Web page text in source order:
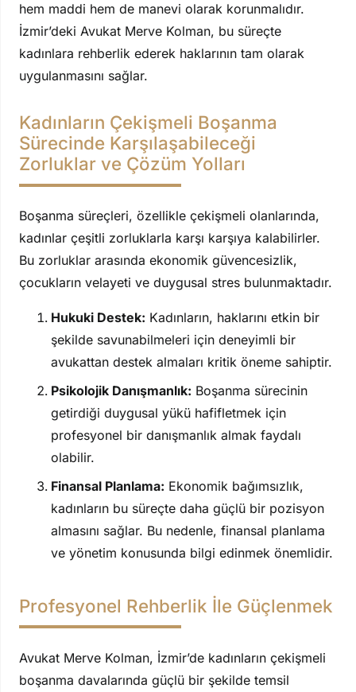
hem maddi hem de manevi olarak korunmalıdır.
İzmir’deki Avukat Merve Kolman, bu süreçte
kadınlara rehberlik ederek haklarının tam olarak
uygulanmasını sağlar.
Kadınların Çekişmeli Boşanma
Sürecinde Karşılaşabileceği
Zorluklar ve Çözüm Yolları
Boşanma süreçleri, özellikle çekişmeli olanlarında,
kadınlar çeşitli zorluklarla karşı karşıya kalabilirler.
Bu zorluklar arasında ekonomik güvencesizlik,
çocukların velayeti ve duygusal stres bulunmaktadır.
Hukuki Destek: Kadınların, haklarını etkin bir
şekilde savunabilmeleri için deneyimli bir
avukattan destek almaları kritik öneme sahiptir.
Psikolojik Danışmanlık: Boşanma sürecinin
getirdiği duygusal yükü hafifletmek için
profesyonel bir danışmanlık almak faydalı
olabilir.
Finansal Planlama: Ekonomik bağımsızlık,
kadınların bu süreçte daha güçlü bir pozisyon
almasını sağlar. Bu nedenle, finansal planlama
ve yönetim konusunda bilgi edinmek önemlidir.
Profesyonel Rehberlik İle Güçlenmek
Avukat Merve Kolman, İzmir’de kadınların çekişmeli
boşanma davalarında güçlü bir şekilde temsil